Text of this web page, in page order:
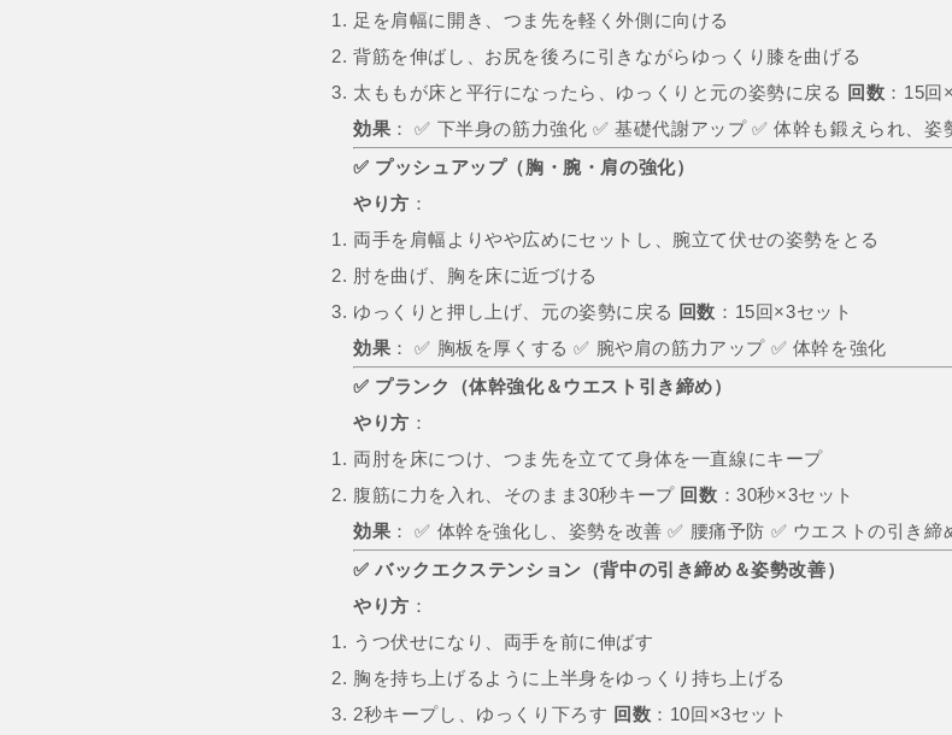
足を肩幅に開き、つま先を軽く外側に向ける
背筋を伸ばし、お尻を後ろに引きながらゆっくり膝を曲げる
太ももが床と平行になったら、ゆっくりと元の姿勢に戻る 回数 ：15回
効果 ： ✅ 下半身の筋力強化 ✅ 基礎代謝アップ ✅ 体幹も鍛えられ、姿
✅ プッシュアップ（胸・腕・肩の強化）
やり方 ：
両手を肩幅よりやや広めにセットし、腕立て伏せの姿勢をとる
肘を曲げ、胸を床に近づける
ゆっくりと押し上げ、元の姿勢に戻る 回数 ：15回×3セット
効果 ： ✅ 胸板を厚くする ✅ 腕や肩の筋力アップ ✅ 体幹を強化
✅ プランク（体幹強化＆ウエスト引き締め）
やり方 ：
両肘を床につけ、つま先を立てて身体を一直線にキープ
腹筋に力を入れ、そのまま30秒キープ 回数 ：30秒×3セット
効果 ： ✅ 体幹を強化し、姿勢を改善 ✅ 腰痛予防 ✅ ウエストの引き締
✅ バックエクステンション（背中の引き締め＆姿勢改善）
やり方 ：
うつ伏せになり、両手を前に伸ばす
胸を持ち上げるように上半身をゆっくり持ち上げる
2秒キープし、ゆっくり下ろす 回数 ：10回×3セット